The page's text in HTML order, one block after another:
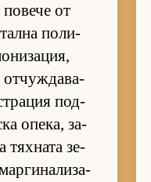
от
по­ли­
от­чуж­да­ва­
под­
опе­ка, за­
тях­ната зе­